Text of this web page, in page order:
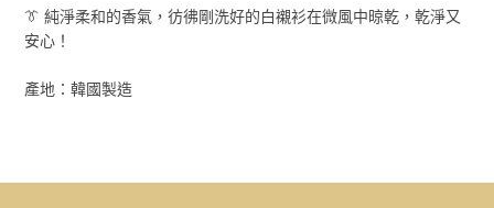
👔 純淨柔和的香氣，彷彿剛洗好的白襯衫在微風中晾乾，乾淨又
安心！
產地：韓國製造